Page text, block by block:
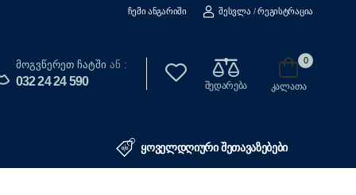
Ჩემი Ანგარიში Შესვლა / Რეგისტრაცია
Მოგვწერეთ Ჩატში ან :
032 24 24 590 შედარება
0
კალათა
ყოველდღიური შეთავაზებები